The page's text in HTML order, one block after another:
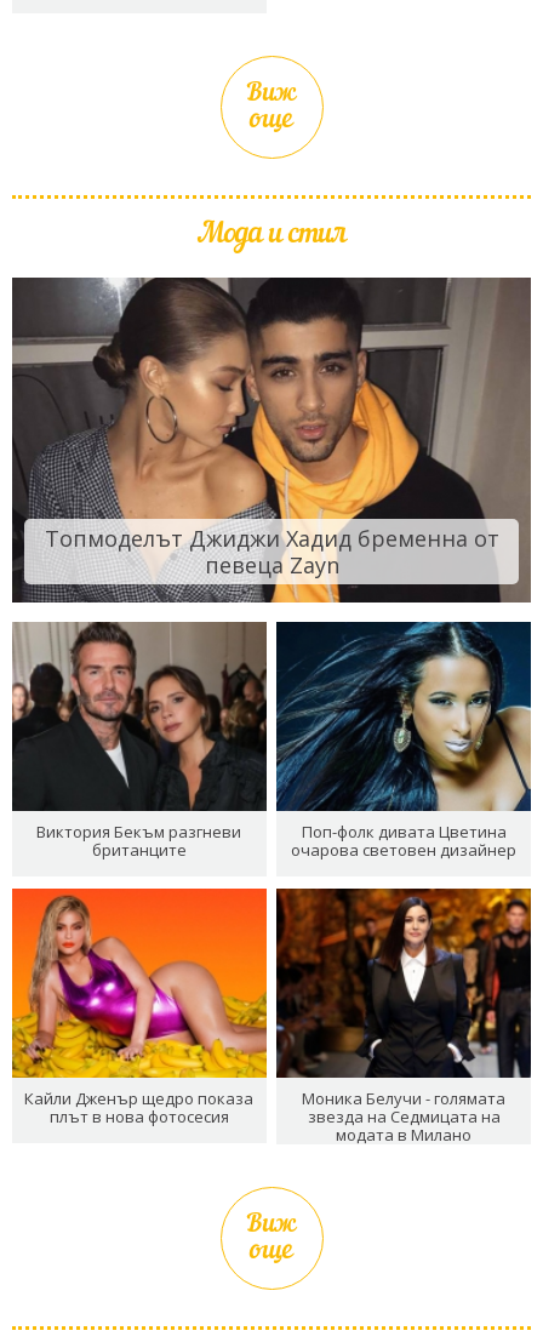
Виж
още
Мода и стил
Топмоделът Джиджи Хадид бременна от
певеца Zayn
Виктория Бекъм разгневи
британците
Поп-фолк дивата Цветина
очарова световен дизайнер
Кайли Дженър щедро показа
плът в нова фотосесия
Моника Белучи - голямата
звезда на Седмицата на
модата в Милано
Виж
още